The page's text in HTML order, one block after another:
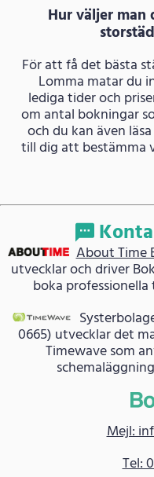
Hur väljer
För att få det bästa
Lomma matar du
lediga tider och
om antal bokningar
och du kan även
till dig att bestämma
About Time
utvecklar och driver
boka
0665) utvecklar det
Timewave som
Mejl:
Tel: